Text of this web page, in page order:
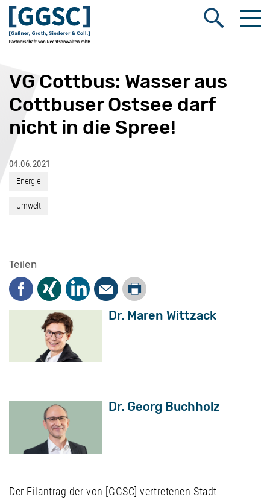
Suche öffnen
VG Cottbus: Wasser aus
Cottbuser Ostsee darf
nicht in die Spree!
04.06.2021
Energie
Umwelt
Teilen
Facebook
Xing LinkedInMail Drucken
Dr. Maren Wittzack
Dr. Georg Buchholz
Der Eilantrag der von [GGSC] vertretenen Stadt